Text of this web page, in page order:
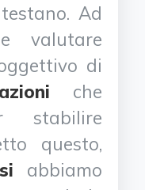
Ad
valutare
di
che
stabilire
questo,
abbiamo